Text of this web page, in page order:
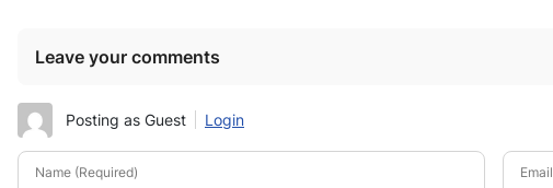
Leave your comments
Posting as Guest Login
Name (Required) Email